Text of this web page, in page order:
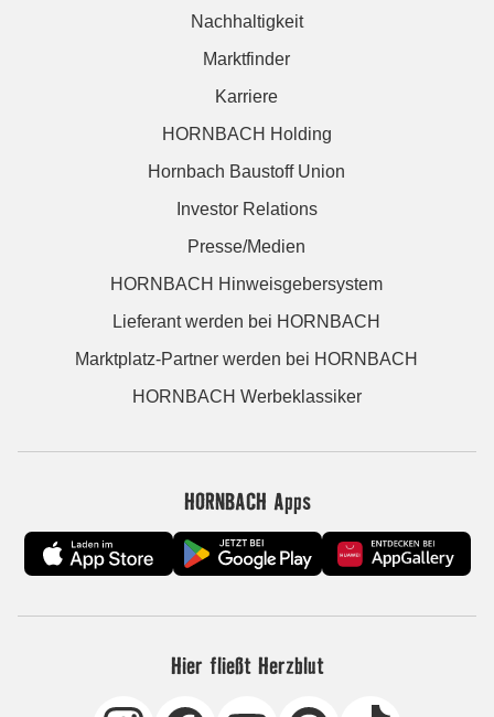
Nachhaltigkeit
Marktfinder
Karriere
HORNBACH Holding
Hornbach Baustoff Union
Investor Relations
Presse/Medien
HORNBACH Hinweisgebersystem
Lieferant werden bei HORNBACH
Marktplatz-Partner werden bei HORNBACH
HORNBACH Werbeklassiker
HORNBACH Apps
Hier fließt Herzblut